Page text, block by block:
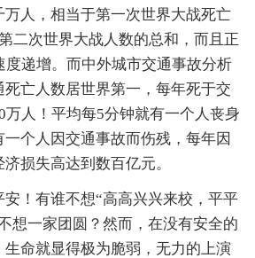
万人，相当于第一次世界大战死亡
二次世界大战人数的总和，而且正
度递增。而中外城市交通事故分析
亡人数居世界第一，每年死于交
万人！平均每5分钟就有一个人丧身
个人因交通事故而伤残，每年因
损失高达到数百亿元。
安！有谁不想“高高兴兴来校，平平
想一家团圆？然而，在没有安全的
命就显得极为脆弱，无力的上演